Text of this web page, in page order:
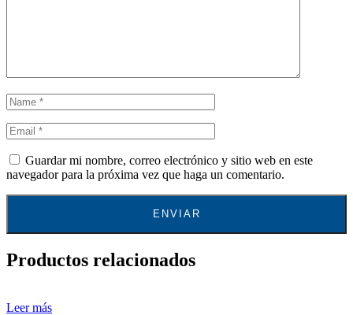
Guardar mi nombre, correo electrónico y sitio web en este
navegador para la próxima vez que haga un comentario.
Productos relacionados
Leer más